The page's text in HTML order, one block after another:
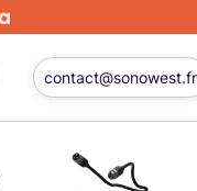
contact@sonowest.fr